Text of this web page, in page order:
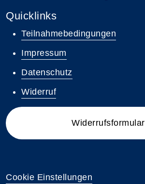
Quicklinks
Teilnahmebedingungen
Impressum
Datenschutz
Widerruf
Widerrufsformular
Cookie Einstellungen